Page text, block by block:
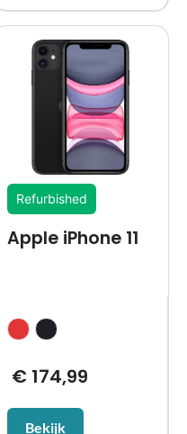
Refurbished
Apple iPhone 11
€ 174,99
Bekijk